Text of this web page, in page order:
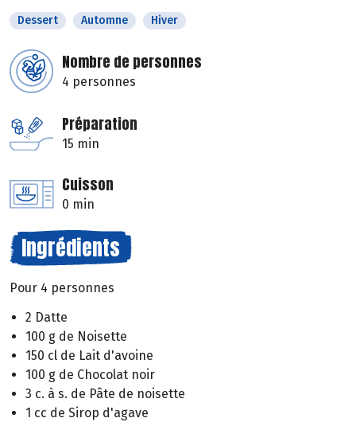
Dessert Automne Hiver
Nombre de personnes
4 personnes
Préparation
15 min
Cuisson
0 min
Ingrédients
Pour 4 personnes
2 Datte
100 g de Noisette
150 cl de Lait d'avoine
100 g de Chocolat noir
3 c. à s. de Pâte de noisette
1 cc de Sirop d'agave